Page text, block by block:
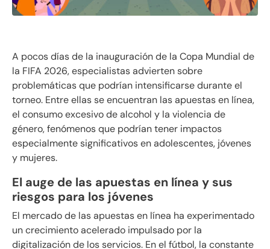
A pocos días de la inauguración de la Copa Mundial de
la FIFA 2026, especialistas advierten sobre
problemáticas que podrían intensificarse durante el
torneo. Entre ellas se encuentran las apuestas en línea,
el consumo excesivo de alcohol y la violencia de
género, fenómenos que podrían tener impactos
especialmente significativos en adolescentes, jóvenes
y mujeres.
El auge de las apuestas en línea y sus
riesgos para los jóvenes
El mercado de las apuestas en línea ha experimentado
un crecimiento acelerado impulsado por la
digitalización de los servicios. En el fútbol, la constante